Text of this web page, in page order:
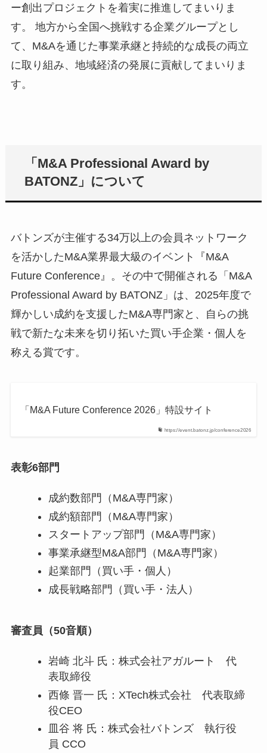
ー創出プロジェクトを着実に推進してまいりま
す。 地方から全国へ挑戦する企業グループとし
て、M&Aを通じた事業承継と持続的な成長の両立
に取り組み、地域経済の発展に貢献してまいりま
す。
「M&A Professional Award by
BATONZ」について
バトンズが主催する34万以上の会員ネットワーク
を活かしたM&A業界最大級のイベント『M&A
Future Conference』。その中で開催される「M&A
Professional Award by BATONZ」は、2025年度で
輝かしい成約を支援したM&A専門家と、自らの挑
戦で新たな未来を切り拓いた買い手企業・個人を
称える賞です。
https://event.batonz.jp/conference2026
「M&A Future Conference 2026」特設サイト
表彰6部門
成約数部門（M&A専門家）
成約額部門（M&A専門家）
スタートアップ部門（M&A専門家）
事業承継型M&A部門（M&A専門家）
起業部門（買い手・個人）
成長戦略部門（買い手・法人）
審査員（50音順）
岩崎 北斗 氏：株式会社アガルート 代
表取締役
西條 晋一 氏：XTech株式会社 代表取締
役CEO
皿谷 将 氏：株式会社バトンズ 執行役
員 CCO